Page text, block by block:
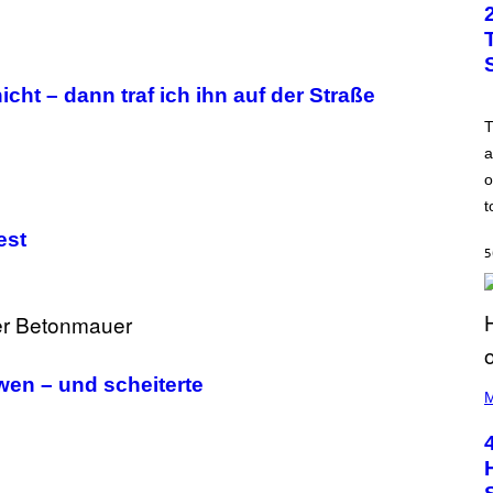
– dann traf ich ihn auf der Straße
– und scheiterte
P
T
O
B